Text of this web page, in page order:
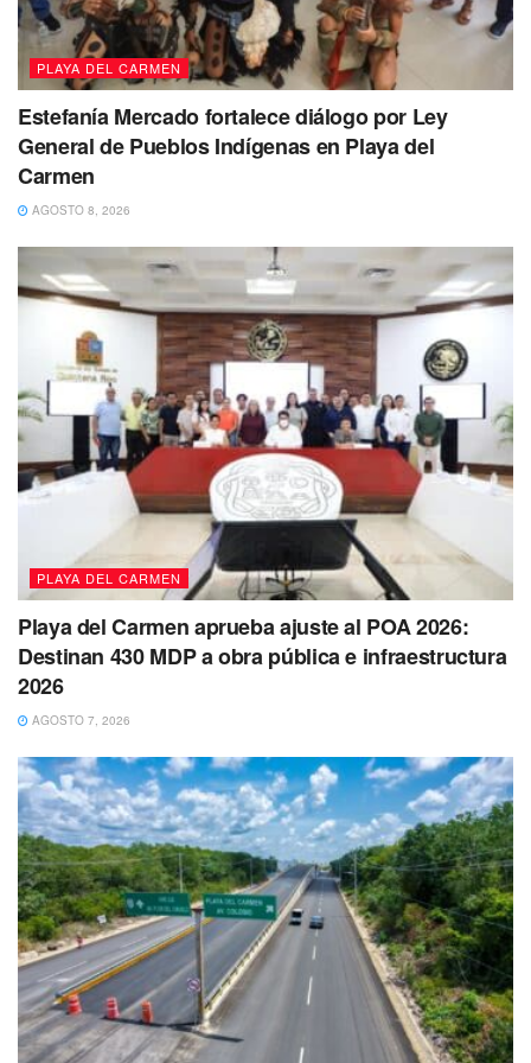
e impactó con fuerza la parte trasera del camión.
PLAYA DEL CARMEN
Estefanía Mercado fortalece diálogo por Ley
General de Pueblos Indígenas en Playa del
Carmen
AGOSTO 8, 2026
PLAYA DEL CARMEN
Playa del Carmen aprueba ajuste al POA 2026:
Destinan 430 MDP a obra pública e infraestructura
2026
AGOSTO 7, 2026